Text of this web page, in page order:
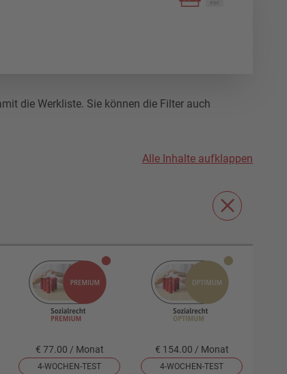
die Werkliste. Sie können die Filter auch
Alle Inhalte aufklappen
€ 77.00 / Monat
4-WOCHEN-TEST
€ 154.00 / Monat
4-WOCHEN-TEST